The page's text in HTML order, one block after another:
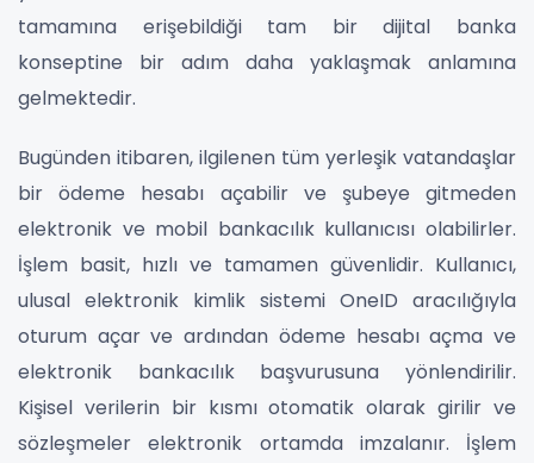
tamamına erişebildiği tam bir dijital banka
konseptine bir adım daha yaklaşmak anlamına
gelmektedir.
Bugünden itibaren, ilgilenen tüm yerleşik vatandaşlar
bir ödeme hesabı açabilir ve şubeye gitmeden
elektronik ve mobil bankacılık kullanıcısı olabilirler.
İşlem basit, hızlı ve tamamen güvenlidir. Kullanıcı,
ulusal elektronik kimlik sistemi OneID aracılığıyla
oturum açar ve ardından ödeme hesabı açma ve
elektronik bankacılık başvurusuna yönlendirilir.
Kişisel verilerin bir kısmı otomatik olarak girilir ve
sözleşmeler elektronik ortamda imzalanır. İşlem